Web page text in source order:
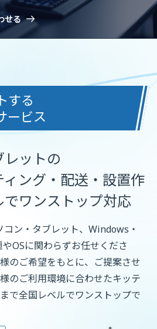
せる
する
ービス
ットの
ング・配送・設置作
ワンストップ対応
ン・タブレット、Windows・
OSに関わらずお任せくださ
のご希望をもとに、ご提案させ
のご利用環境に合わせたキッテ
で全国レベルでワンストップで